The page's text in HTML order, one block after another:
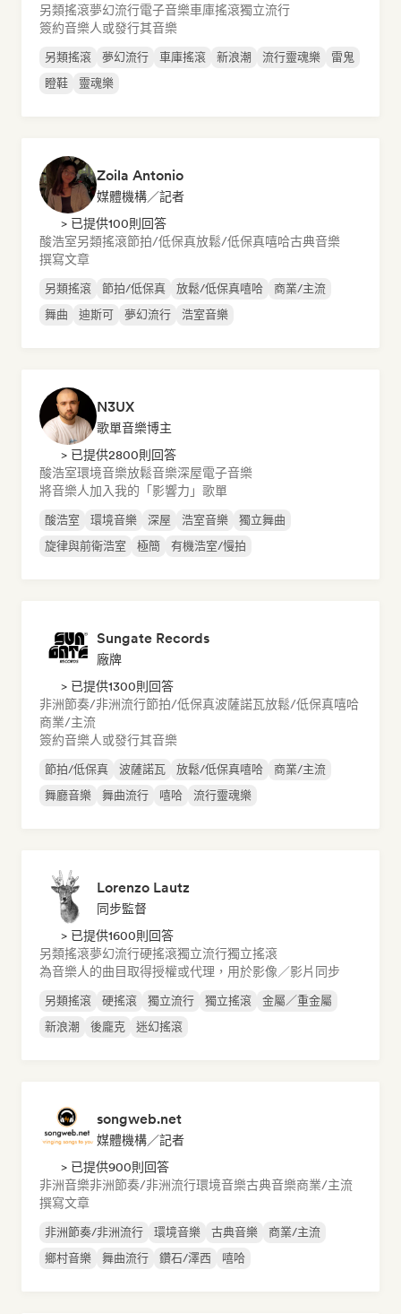
另類搖滾夢幻流行電子音樂車庫搖滾獨立流行
簽約音樂人或發行其音樂
另類搖滾 夢幻流行 車庫搖滾 新浪潮 流行靈魂樂
雷鬼
瞪鞋
靈魂樂
Zoila Antonio
媒體機構／記者
> 已提供100則回答
酸浩室另類搖滾節拍/低保真放鬆/低保真嘻哈古典音樂
撰寫文章
另類搖滾 節拍/低保真 放鬆/低保真嘻哈
商業/主流
舞曲
迪斯可 夢幻流行 浩室音樂
N3UX
歌單音樂博主
> 已提供2800則回答
酸浩室環境音樂放鬆音樂深屋電子音樂
將音樂人加入我的「影響力」歌單
酸浩室 環境音樂 深屋 浩室音樂
獨立舞曲
旋律與前衛浩室
極簡 有機浩室/慢拍
Sungate Records
廠牌
> 已提供1300則回答
非洲節奏/非洲流行節拍/低保真波薩諾瓦放鬆/低保真嘻哈
商業/主流
簽約音樂人或發行其音樂
節拍/低保真 波薩諾瓦 放鬆/低保真嘻哈
商業/主流
舞廳音樂
舞曲流行 嘻哈 流行靈魂樂
Lorenzo Lautz
同步監督
> 已提供1600則回答
另類搖滾夢幻流行硬搖滾獨立流行獨立搖滾
為音樂人的曲目取得授權或代理，用於影像／影片同步
另類搖滾 硬搖滾 獨立流行 獨立搖滾
金屬／重金屬
新浪潮
後龐克 迷幻搖滾
songweb.net
媒體機構／記者
> 已提供900則回答
非洲音樂非洲節奏/非洲流行環境音樂古典音樂商業/主流
撰寫文章
非洲節奏/非洲流行 環境音樂 古典音樂
商業/主流
鄉村音樂
舞曲流行 鑽石/澤西 嘻哈